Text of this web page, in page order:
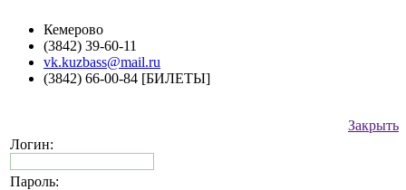
Кемерово
(3842) 39-60-11
vk.kuzbass@mail.ru
(3842) 66-00-84 [БИЛЕТЫ]
Закрыть
Логин:
Пароль: